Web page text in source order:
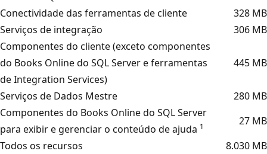
Conectividade das ferramentas de cliente
328 MB
Serviços de integração
306 MB
Componentes do cliente (exceto componentes
do Books Online do SQL Server e ferramentas
de Integration Services)
445 MB
Serviços de Dados Mestre
280 MB
Componentes do Books Online do SQL Server
para exibir e gerenciar o conteúdo de ajuda 1
27 MB
Todos os recursos
8.030 MB